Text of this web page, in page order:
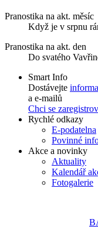
Pranostika na akt. měsíc
Když je v srpnu
Pranostika na akt. den
Do svatého
Smart Info
Dostávejte
a e-mailů
Chci se
Rychlé odkazy
E-podatelna
Povinné
Akce a novinky
Aktuality
Kalendář
Fotogalerie